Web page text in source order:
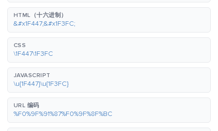
HTML（十六进制）
&#x1F447;&#x1F3FC;
CSS
\1F447\1F3FC
JAVASCRIPT
\u{1F447}\u{1F3FC}
URL 编码
%F0%9F%91%87%F0%9F%8F%BC